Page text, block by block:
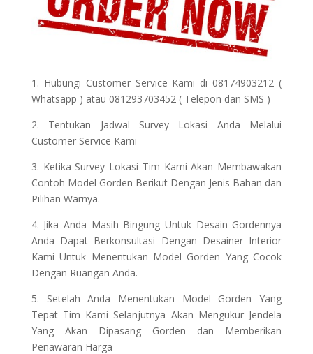
1. Hubungi Customer Service Kami di 08174903212 (
Whatsapp ) atau 081293703452 ( Telepon dan SMS )
2. Tentukan Jadwal Survey Lokasi Anda Melalui
Customer Service Kami
3. Ketika Survey Lokasi Tim Kami Akan Membawakan
Contoh Model Gorden Berikut Dengan Jenis Bahan dan
Pilihan Warnya.
4. Jika Anda Masih Bingung Untuk Desain Gordennya
Anda Dapat Berkonsultasi Dengan Desainer Interior
Kami Untuk Menentukan Model Gorden Yang Cocok
Dengan Ruangan Anda.
5. Setelah Anda Menentukan Model Gorden Yang
Tepat Tim Kami Selanjutnya Akan Mengukur Jendela
Yang Akan Dipasang Gorden dan Memberikan
Penawaran Harga